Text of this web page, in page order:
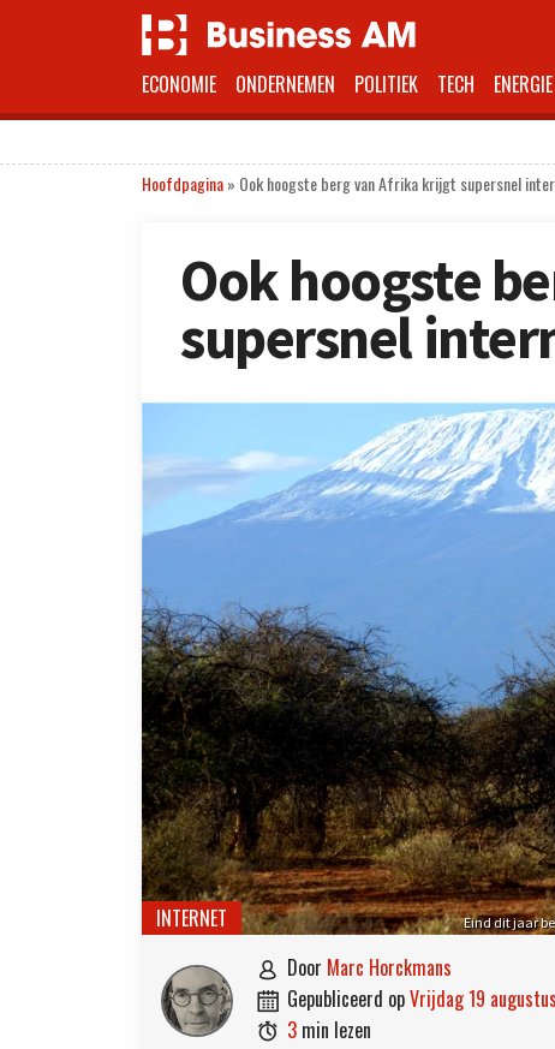
ECONOMIE ONDERNEMEN POLITIEK TECH ENERGIE
Hoofdpagina» Ook hoogste berg van Afrika krijgt supersnel
Ook hoogste
supersnel
Eind dit jaar
INTERNET
 door Marc Horckmans
 gepubliceerd op vrijdag 19
 3 min lezen